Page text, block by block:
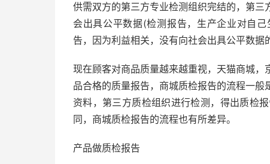
供需双方的第三方专业检测组织完结的，第
会出具公平数据(检测报告，生产企业对自
告，因为利益相关，没有向社会出具公平数据
现在顾客对商品质量越来越重视，天猫商城
品合格的质量报告，商城质检报告的流程一
资料，第三方质检组织进行检测，得出质检
同，商城质检报告的流程也有所差异。
产品做质检报告